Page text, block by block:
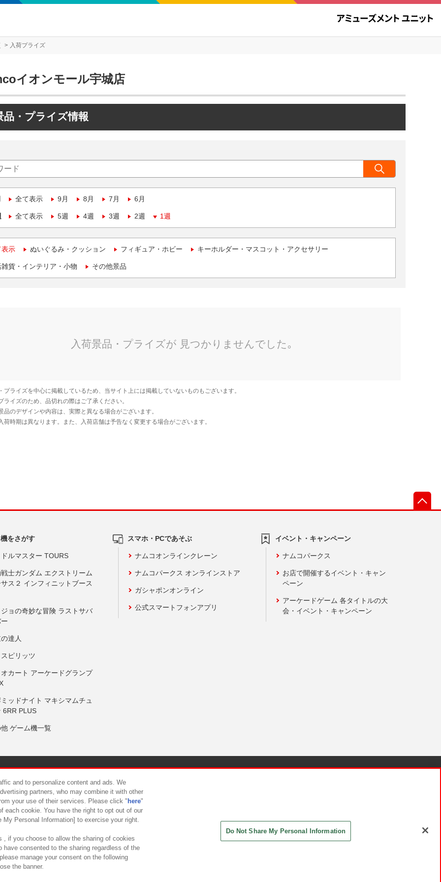
入荷プライズ
イオンモール宇城店
品・プライズ情報
全て表示 9月 8月 7月 6月
全て表示 5週 4週 3週 2週 1週
表示 ぬいぐるみ・クッション フィギュア・ホビー キーホルダー・マスコット・アクセサリー
貨・インテリア・小物 その他景品
をさがす
ルマスター TOURS
士ガンダム エクストリーム
ス２ インフィニットブース
ョの奇妙な冒険 ラストサバ
達人
ピリッツ
カート アーケードグランプ
ッドナイト マキシマムチュ
6RR PLUS
ゲーム機一覧
スマホ・PCであそぶ
ナムコオンラインクレーン
ナムコパークス オンラインストア
ガシャポンオンライン
公式スマートフォンアプリ
イベント・キャンペーン
ナムコパークス
お店で開催するイベント・キャン
ペーン
アーケードゲーム 各タイトルの大
会・イベント・キャンペーン
について カスタマーハラスメント対応方針
and to personalize content and ads. We
partners, who may combine it with other
your use of their services. Please click " here"
each cookie. You have the right to opt out of our
Personal Information] to exercise your right.
, if you choose to allow the sharing of cookies
have consented to the sharing regardless of the
manage your consent on the following
the banner.
Do Not Share My Personal Information